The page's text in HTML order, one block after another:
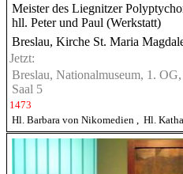
Meister des Liegnitzer
hll. Peter und Paul (Werkstatt)
Breslau, Kirche St. Maria
Jetzt:
Breslau, Nationalmuseum, 1.
Saal 5
1473
Hl. Barbara von Nikomedien
Hl.